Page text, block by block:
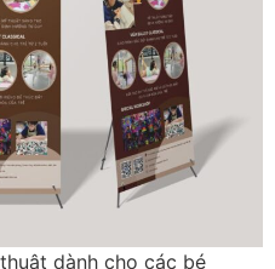
dành cho các bé